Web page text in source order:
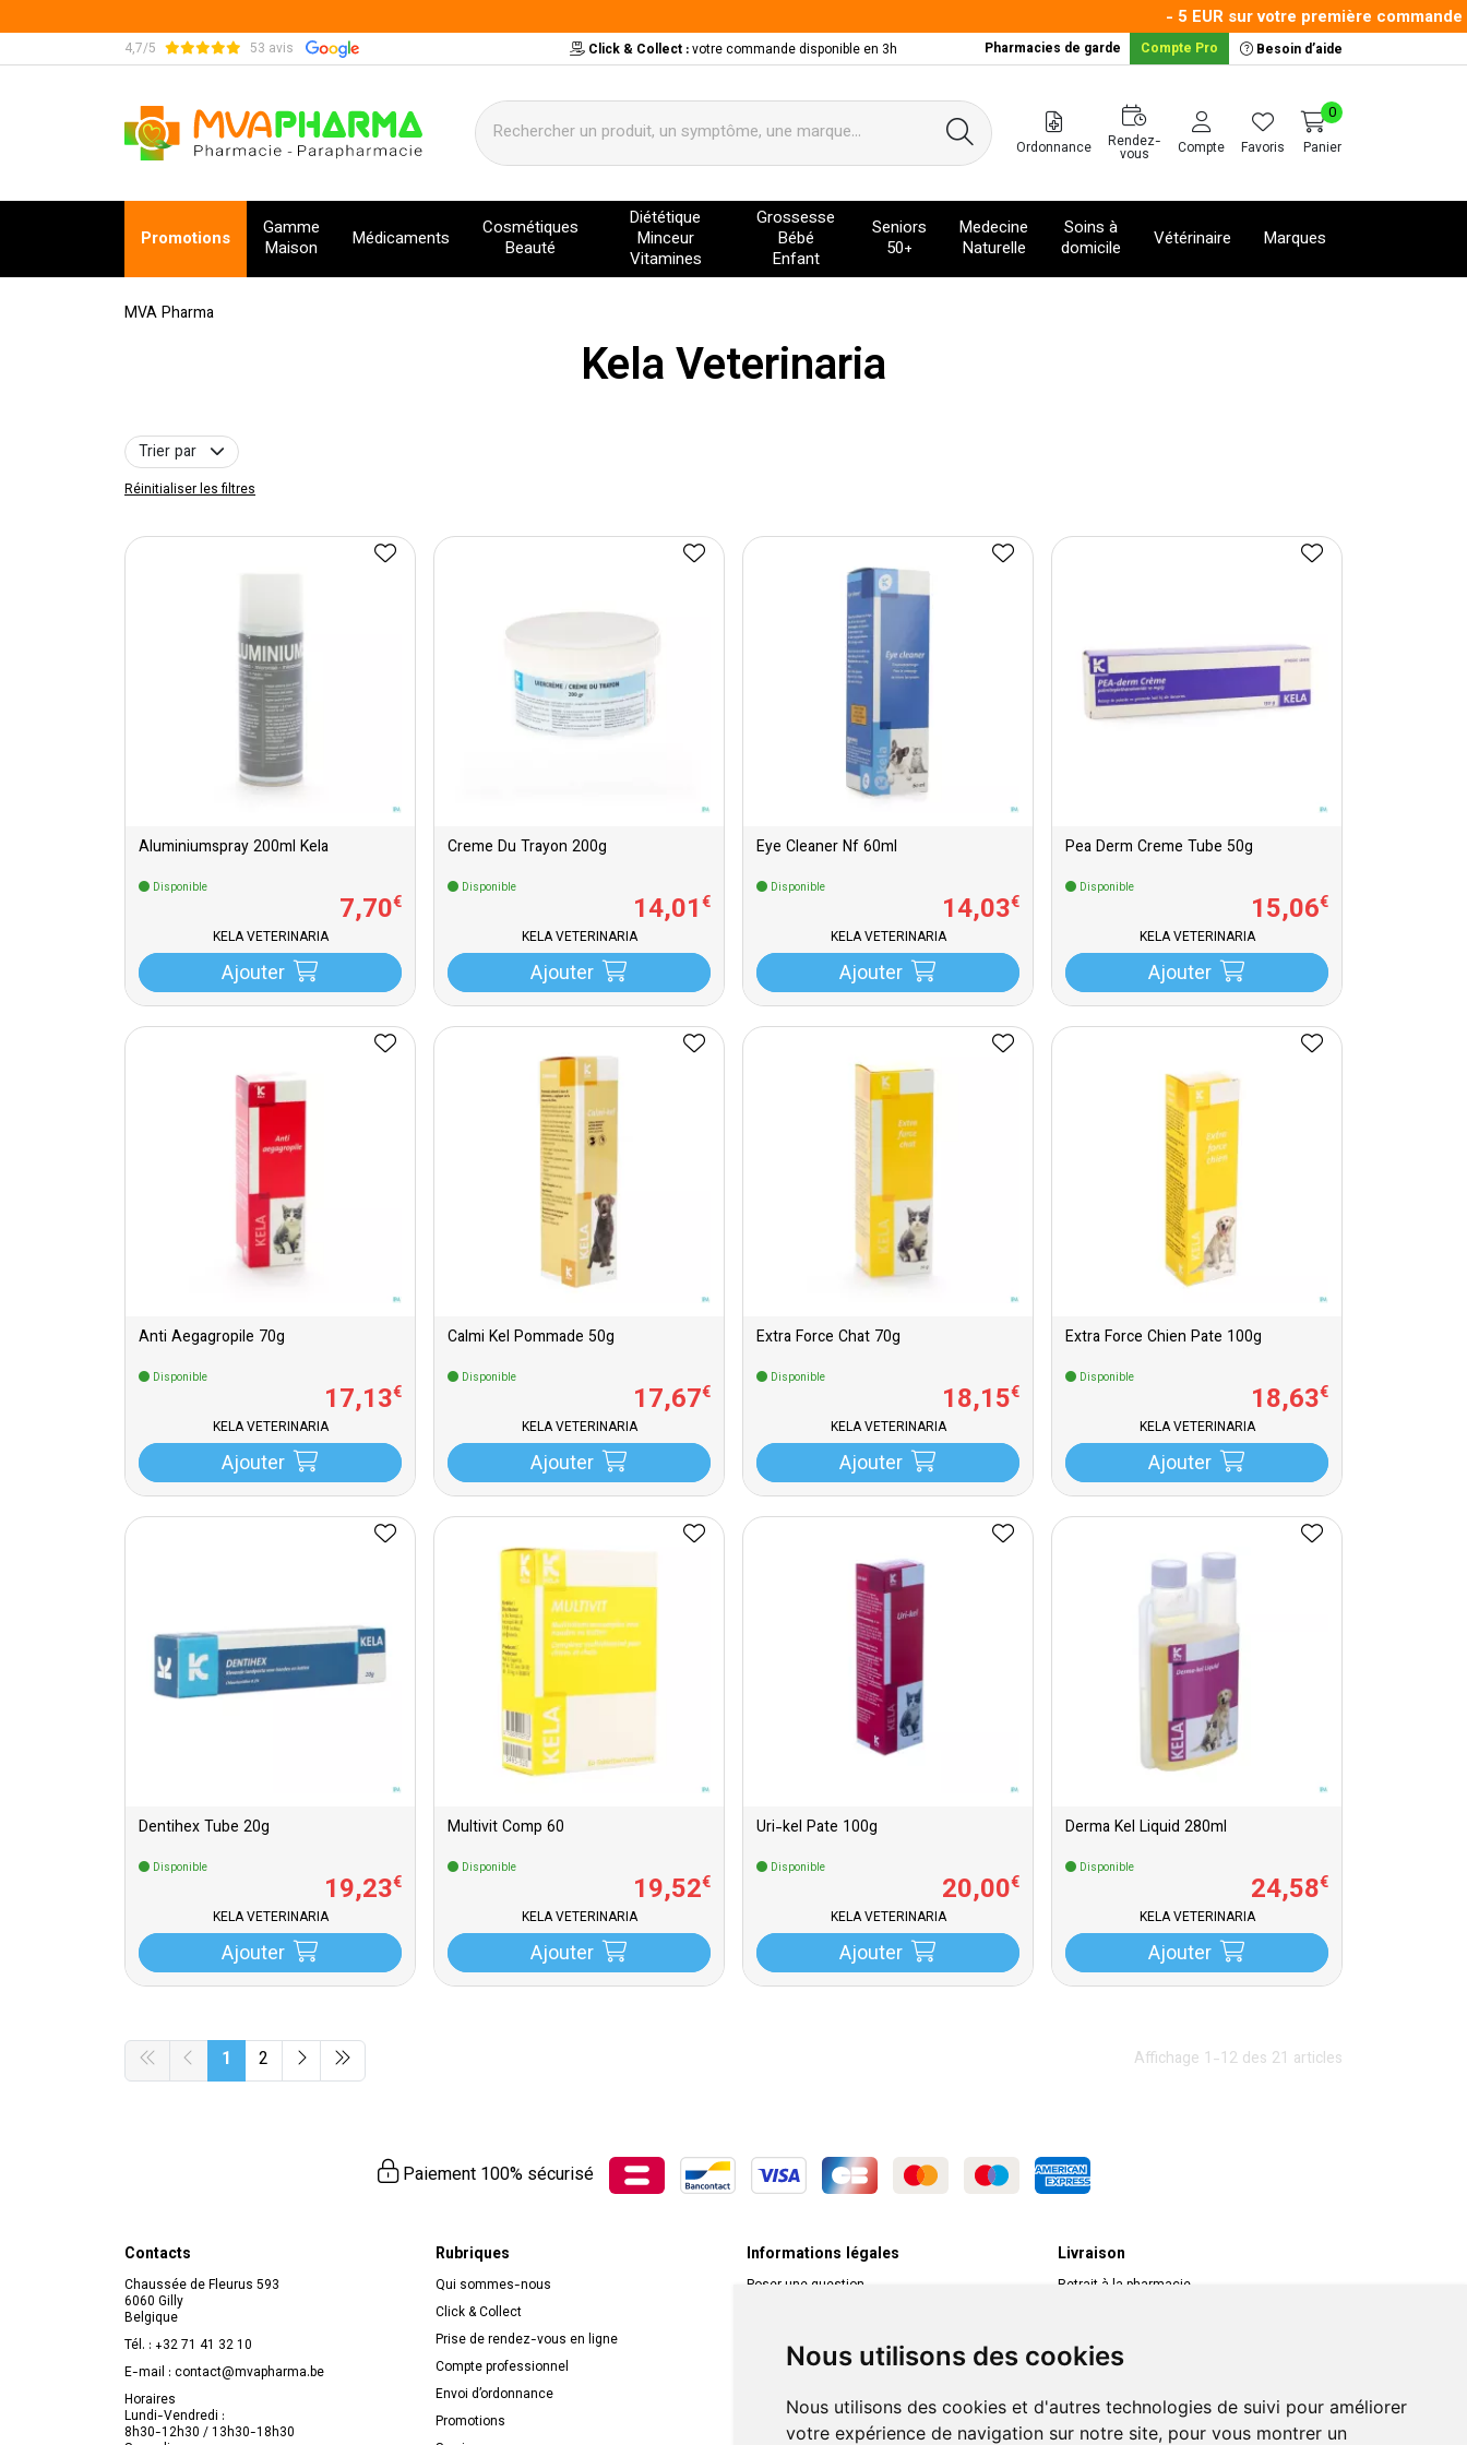
Nous utilisons des cookies
Nous utilisons des cookies et d'autres technologies de suivi pour améliorer
votre expérience de navigation sur notre site, pour vous montrer un
- 5 EUR sur votre première commande
4,7/5 53 avis Click & Collect :votre commande disponible en 3h Pharmacies de garde Compte Pro Besoin d’aide
MVA Pharma Votre pharmacie en ligne à votre service Ordonnance Rendez-
vous Compte Favoris Panier
0
Promotions
Gamme
Maison
Médicaments
Cosmétiques
Beauté
Diététique
Minceur
Vitamines
Grossesse
Bébé
Enfant
Seniors
50+
Medecine
Naturelle
Soins à
domicile
Vétérinaire Marques
MVA Pharma
Kela Veterinaria
Trier par
Réinitialiser les filtres
Aluminiumspray 200ml Kela
Disponible
7,70€
KELA VETERINARIA
Ajouter
Creme Du Trayon 200g
Disponible
14,01€
KELA VETERINARIA
Ajouter
Eye Cleaner Nf 60ml
Disponible
14,03€
KELA VETERINARIA
Ajouter
Pea Derm Creme Tube 50g
Disponible
15,06€
KELA VETERINARIA
Ajouter
Anti Aegagropile 70g
Disponible
17,13€
KELA VETERINARIA
Ajouter
Calmi Kel Pommade 50g
Disponible
17,67€
KELA VETERINARIA
Ajouter
Extra Force Chat 70g
Disponible
18,15€
KELA VETERINARIA
Ajouter
Extra Force Chien Pate 100g
Disponible
18,63€
KELA VETERINARIA
Ajouter
Dentihex Tube 20g
Disponible
19,23€
KELA VETERINARIA
Ajouter
Multivit Comp 60
Disponible
19,52€
KELA VETERINARIA
Ajouter
Uri-kel Pate 100g
Disponible
20,00€
KELA VETERINARIA
Ajouter
Derma Kel Liquid 280ml
Disponible
24,58€
KELA VETERINARIA
Ajouter
Affichage 1-12 des 21 articles
1 2
Paiement 100% sécurisé
Contacts
Chaussée de Fleurus 593
6060 Gilly
Belgique
Tél. : +32 71 41 32 10
E-mail : contact@mvapharma.be
Horaires
Lundi-Vendredi :
8h30-12h30 / 13h30-18h30
Rubriques
Qui sommes-nous
Click & Collect
Prise de rendez-vous en ligne
Compte professionnel
Envoi d’ordonnance
Promotions
Informations légales
Poser une question
Livraison
Retrait à la pharmacie
Livraison dans un Point Relais